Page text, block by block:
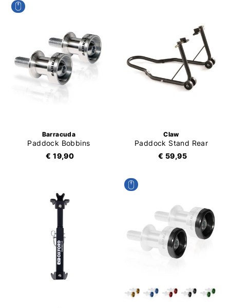
Barracuda
Paddock Bobbins
€ 19,90
Claw
Paddock Stand Rear
€ 59,95